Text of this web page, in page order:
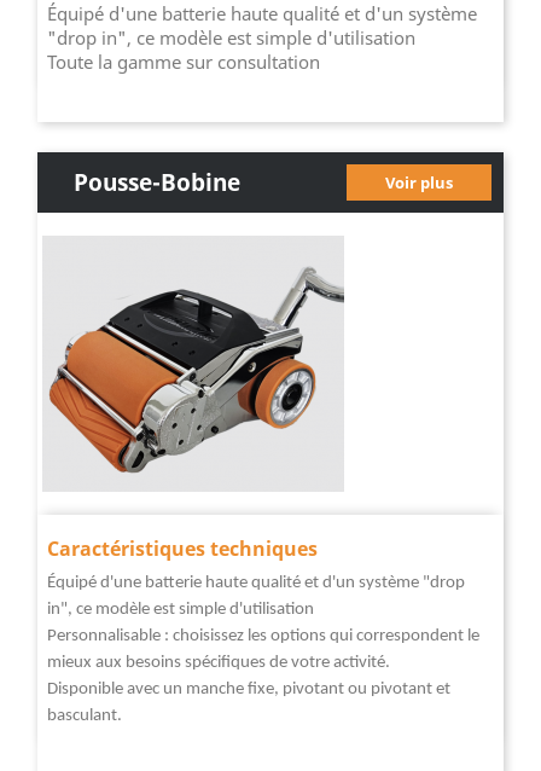
Équipé d'une batterie haute qualité et d'un système
"drop in", ce modèle est simple d'utilisation
Toute la gamme sur consultation
Pousse-Bobine
Électrique Série L
Voir plus
Caractéristiques techniques
Équipé d'une batterie haute qualité et d'un système "drop
in", ce modèle est simple d'utilisation
Personnalisable : choisissez les options qui correspondent le
mieux aux besoins spécifiques de votre activité.
Disponible avec un manche fixe, pivotant ou pivotant et
basculant.